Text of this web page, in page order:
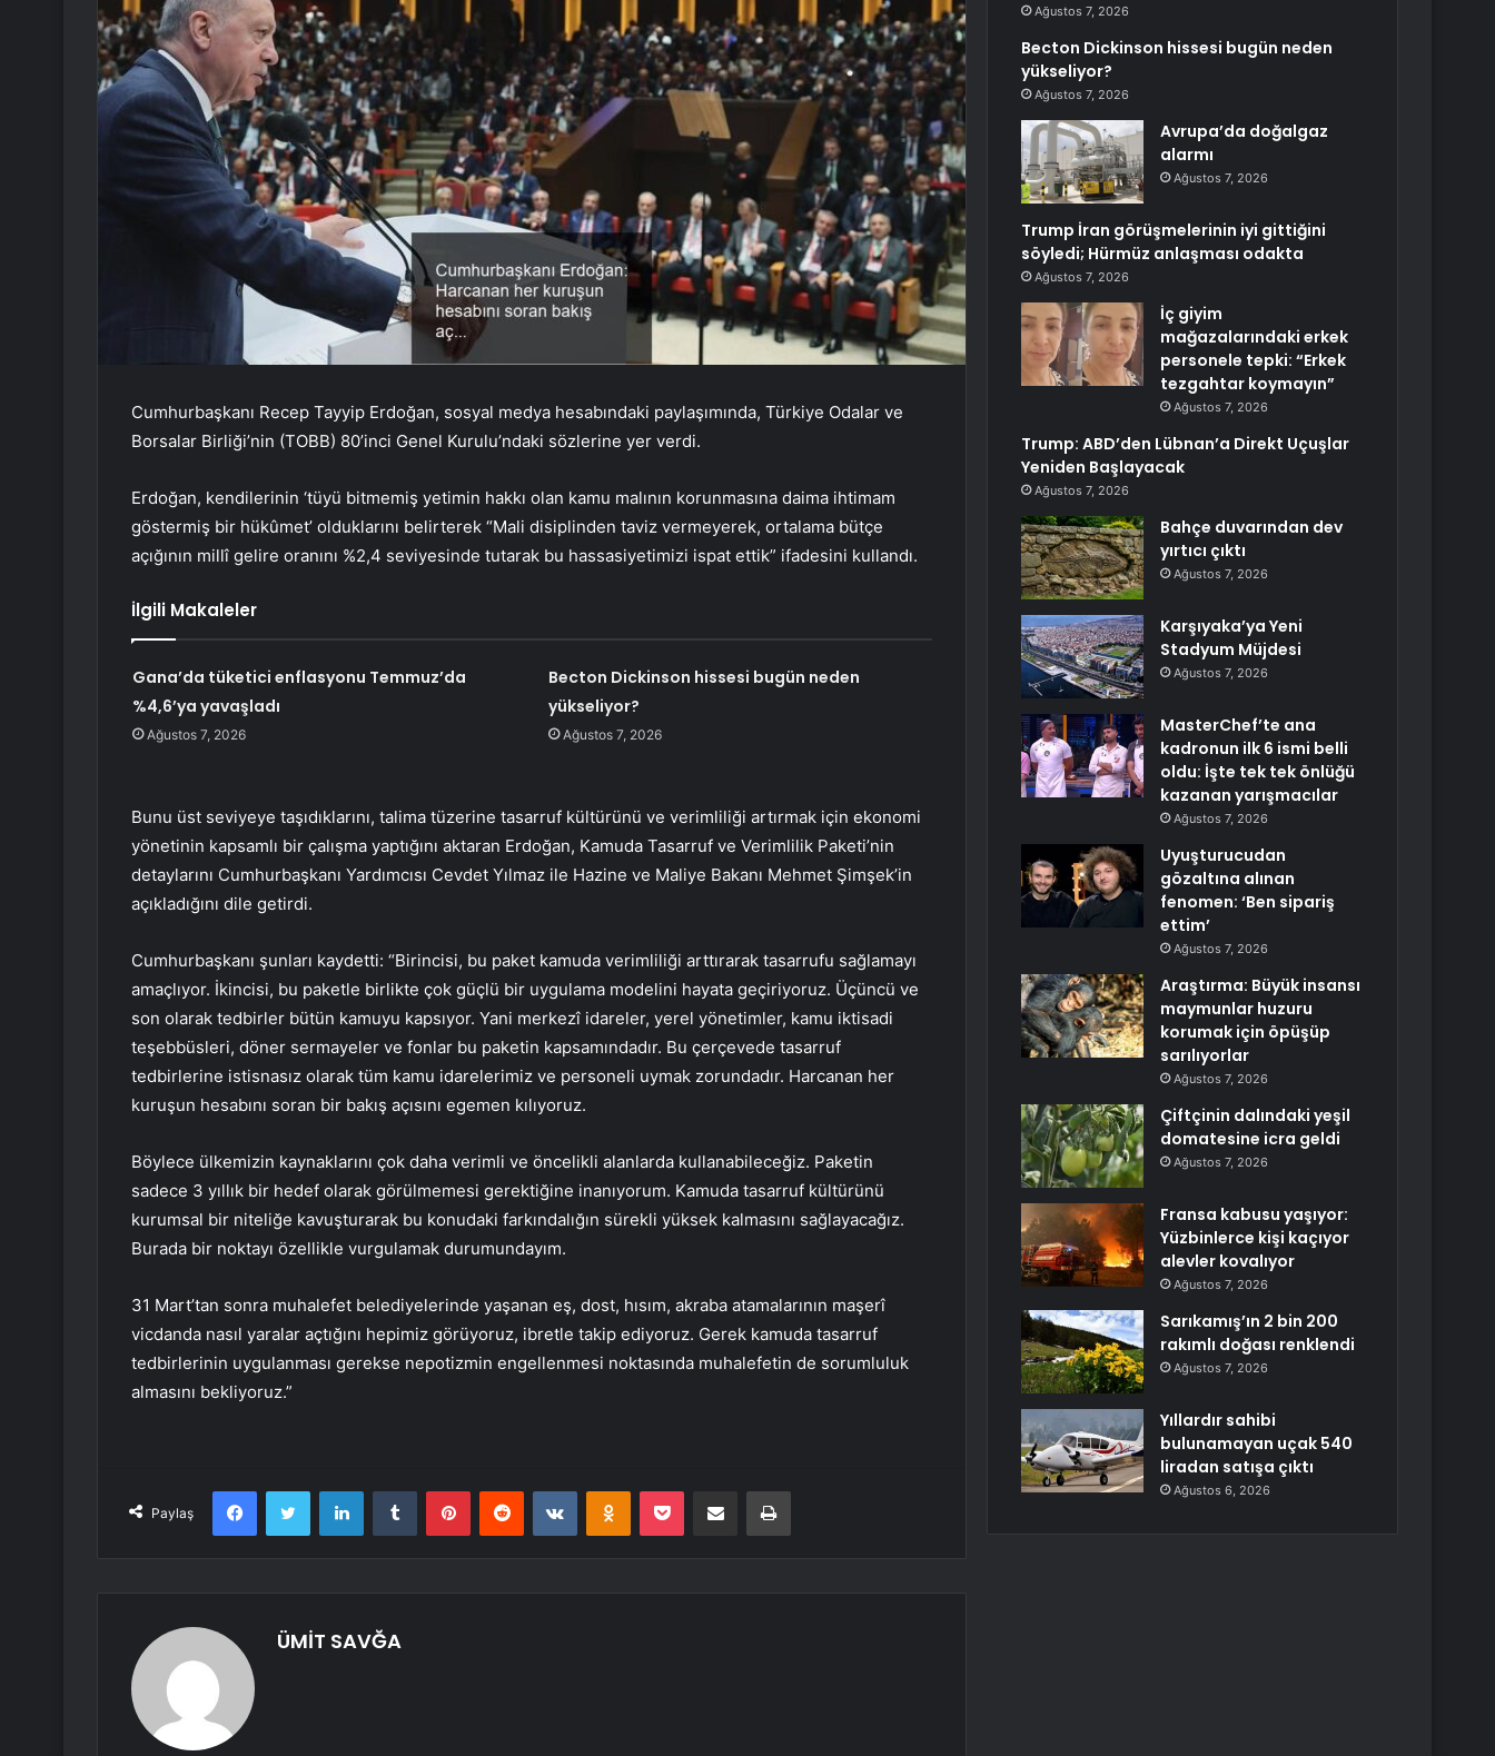
Cumhurbaşkanı Recep Tayyip Erdoğan, sosyal medya hesabındaki paylaşımında, Türkiye Odalar ve
Borsalar Birliği’nin (TOBB) 80’inci Genel Kurulu’ndaki sözlerine yer verdi.
Erdoğan, kendilerinin ‘tüyü bitmemiş yetimin hakkı olan kamu malının korunmasına daima ihtimam
göstermiş bir hükûmet’ olduklarını belirterek “Mali disiplinden taviz vermeyerek, ortalama bütçe
açığının millî gelire oranını %2,4 seviyesinde tutarak bu hassasiyetimizi ispat ettik” ifadesini kullandı.
İlgili Makaleler
Gana’da tüketici enflasyonu Temmuz’da
%4,6’ya yavaşladı
Ağustos 7, 2026
Becton Dickinson hissesi bugün neden
yükseliyor?
Ağustos 7, 2026
Bunu üst seviyeye taşıdıklarını, talima tüzerine tasarruf kültürünü ve verimliliği artırmak için ekonomi
yönetinin kapsamlı bir çalışma yaptığını aktaran Erdoğan, Kamuda Tasarruf ve Verimlilik Paketi’nin
detaylarını Cumhurbaşkanı Yardımcısı Cevdet Yılmaz ile Hazine ve Maliye Bakanı Mehmet Şimşek’in
açıkladığını dile getirdi.
Cumhurbaşkanı şunları kaydetti: “Birincisi, bu paket kamuda verimliliği arttırarak tasarrufu sağlamayı
amaçlıyor. İkincisi, bu paketle birlikte çok güçlü bir uygulama modelini hayata geçiriyoruz. Üçüncü ve
son olarak tedbirler bütün kamuyu kapsıyor. Yani merkezî idareler, yerel yönetimler, kamu iktisadi
teşebbüsleri, döner sermayeler ve fonlar bu paketin kapsamındadır. Bu çerçevede tasarruf
tedbirlerine istisnasız olarak tüm kamu idarelerimiz ve personeli uymak zorundadır. Harcanan her
kuruşun hesabını soran bir bakış açısını egemen kılıyoruz.
Böylece ülkemizin kaynaklarını çok daha verimli ve öncelikli alanlarda kullanabileceğiz. Paketin
sadece 3 yıllık bir hedef olarak görülmemesi gerektiğine inanıyorum. Kamuda tasarruf kültürünü
kurumsal bir niteliğe kavuşturarak bu konudaki farkındalığın sürekli yüksek kalmasını sağlayacağız.
Burada bir noktayı özellikle vurgulamak durumundayım.
31 Mart’tan sonra muhalefet belediyelerinde yaşanan eş, dost, hısım, akraba atamalarının maşerî
vicdanda nasıl yaralar açtığını hepimiz görüyoruz, ibretle takip ediyoruz. Gerek kamuda tasarruf
tedbirlerinin uygulanması gerekse nepotizmin engellenmesi noktasında muhalefetin de sorumluluk
almasını bekliyoruz.”
Paylaş
FacebookTwitter LinkedInTumblr PinterestReddit VKontakteOdnoklassniki
Pocket E-Posta ile paylaş Yazdır
ÜMİT SAVĞA
Ağustos 7, 2026
Becton Dickinson hissesi bugün neden
yükseliyor?
Ağustos 7, 2026
Avrupa’da doğalgaz
alarmı
Ağustos 7, 2026
Trump İran görüşmelerinin iyi gittiğini
söyledi; Hürmüz anlaşması odakta
Ağustos 7, 2026
İç giyim
mağazalarındaki erkek
personele tepki: “Erkek
tezgahtar koymayın”
Ağustos 7, 2026
Trump: ABD’den Lübnan’a Direkt Uçuşlar
Yeniden Başlayacak
Ağustos 7, 2026
Bahçe duvarından dev
yırtıcı çıktı
Ağustos 7, 2026
Karşıyaka’ya Yeni
Stadyum Müjdesi
Ağustos 7, 2026
MasterChef’te ana
kadronun ilk 6 ismi belli
oldu: İşte tek tek önlüğü
kazanan yarışmacılar
Ağustos 7, 2026
Uyuşturucudan
gözaltına alınan
fenomen: ‘Ben sipariş
ettim’
Ağustos 7, 2026
Araştırma: Büyük insansı
maymunlar huzuru
korumak için öpüşüp
sarılıyorlar
Ağustos 7, 2026
Çiftçinin dalındaki yeşil
domatesine icra geldi
Ağustos 7, 2026
Fransa kabusu yaşıyor:
Yüzbinlerce kişi kaçıyor
alevler kovalıyor
Ağustos 7, 2026
Sarıkamış’ın 2 bin 200
rakımlı doğası renklendi
Ağustos 7, 2026
Yıllardır sahibi
bulunamayan uçak 540
liradan satışa çıktı
Ağustos 6, 2026